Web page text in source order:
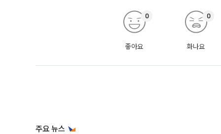
좋아요
0
화나요
0
주요 뉴스